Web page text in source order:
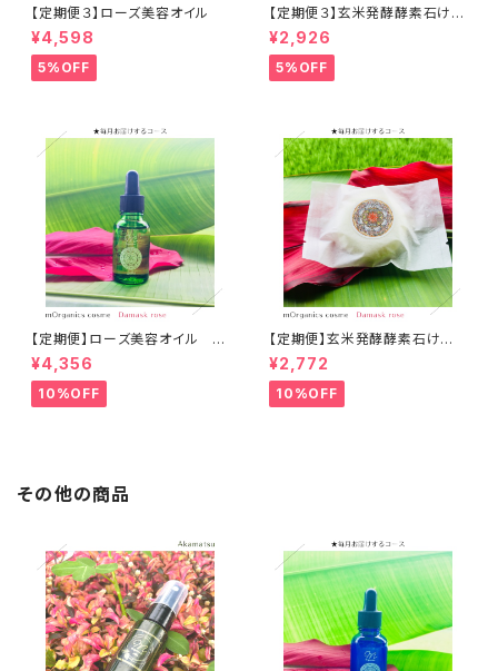
【定期便３】ローズ美容オイル
¥4,598
5%OFF
【定期便３】玄米発酵酵素石けん
エムオーガニクス
¥2,926
5%OFF
【定期便】ローズ美容オイル エ
ムオーガニクス
¥4,356
10%OFF
【定期便】玄米発酵酵素石け
ん エムオーガニクス
¥2,772
10%OFF
その他の商品